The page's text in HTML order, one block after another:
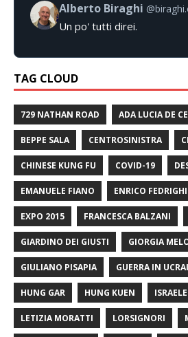
Alberto Biraghi
Un po' tutti direi.
TAG CLOUD
729 NATHAN ROAD ADA LUCIA DE
BEPPE SALA CENTROSINISTRA
CHINESE KUNG FU COVID-19
EMANUELE FIANO ENRICO
EXPO 2015 FRANCESCA BALZANI
GIARDINO DEI GIUSTI GIORGIA
GIULIANO PISAPIA GUERRA IN
HUNG GAR HUNG KUEN ISRAELE
LETIZIA MORATTI LORSIGNORI